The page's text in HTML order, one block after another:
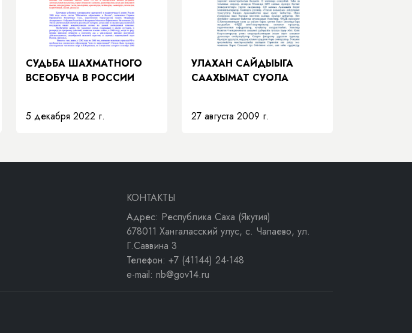
​СУДЬБА ШАХМАТНОГО
ВСЕОБУЧА В РОССИИ
5 декабря 2022 г.
УЛАХАН САЙДЫЫГА
СААХЫМАТ СУОЛА
27 августа 2009 г.
КОНТАКТЫ
Адрес: Республика Саха (Якутия)
678011 Хангаласский улус, с. Чапаево, ул.
Г.Саввина 3
Телефон: +7 (41144) 24-148
e-mail: nb@gov14.ru